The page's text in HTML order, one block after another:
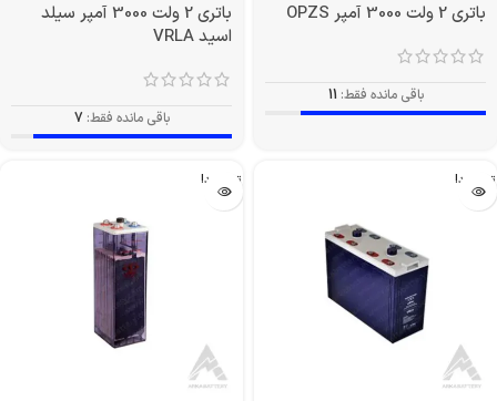
باتری 2 ولت 3000 آمپر OPZS
باقی مانده فقط: 11
باتری 2 ولت 3000 آمپر سیلد
اسید VRLA
باقی مانده فقط: 7
تمام شد! تمام شد!